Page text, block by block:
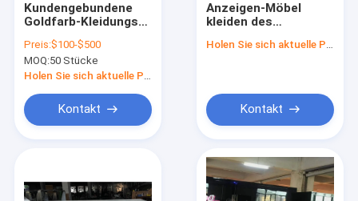
Fordern Sie ein Zitat
Kleidungs-Schaufenster-Möbel
Kundengebundene
Goldfarb-Kleidungs-
Kleiderstand-Anzeige
Preis:$100-$500
MOQ:50 Stücke
Holen Sie sich aktuelle Preis
Kontakt
Anzeigen-Möbel
kleiden des
ISO9001
Holen Sie sich aktuelle Preis
Kontakt